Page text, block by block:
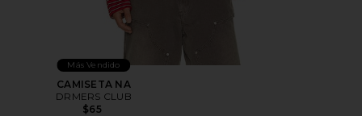
Más Vendido
CAMISETA NA
DRMERS CLUB
$65